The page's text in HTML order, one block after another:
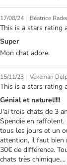
17/08/24 | Béatrice
This is a stars rating
Super
Mon chat adore.
15/11/23 | Vekeman
This is a stars rating
Génial et naturel!!!!
J'ai trois chats de 3
Spendie en raffolent.
tous les jours et un
attention, il faut bien
30€ de différence.
chats très